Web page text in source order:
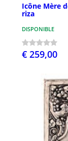
Icône Mère
riza
DISPONIBLE
€ 259,00